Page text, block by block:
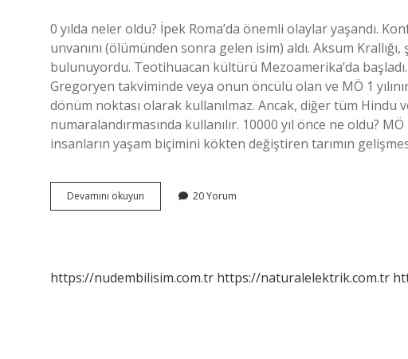
0 yılda neler oldu? İpek Roma’da önemli olaylar yaşandı.
unvanını (ölümünden sonra gelen isim) aldı. Aksum
bulunuyordu. Teotihuacan kültürü Mezoamerika’da başladı.
Gregoryen takviminde veya onun öncülü olan ve MÖ 1
dönüm noktası olarak kullanılmaz. Ancak, diğer tüm Hindu
numaralandırmasında kullanılır. 10000 yıl önce ne oldu?
insanların yaşam biçimini kökten değiştiren tarımın
Devamını okuyun
Yılında
20 Yorum
https://nudembilisim.com.tr https://naturalelektrik.com.tr